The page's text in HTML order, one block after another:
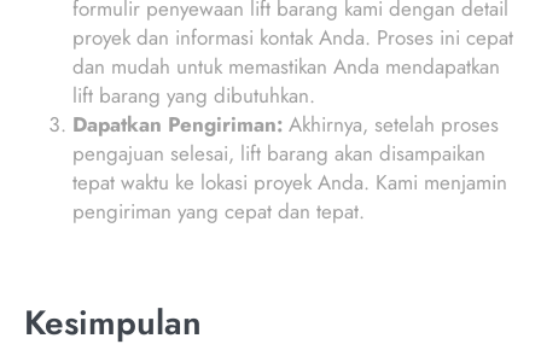
formulir penyewaan lift barang kami dengan detail
proyek dan informasi kontak Anda. Proses ini cepat
dan mudah untuk memastikan Anda mendapatkan
lift barang yang dibutuhkan.
Dapatkan Pengiriman: Akhirnya, setelah proses
pengajuan selesai, lift barang akan disampaikan
tepat waktu ke lokasi proyek Anda. Kami menjamin
pengiriman yang cepat dan tepat.
Kesimpulan